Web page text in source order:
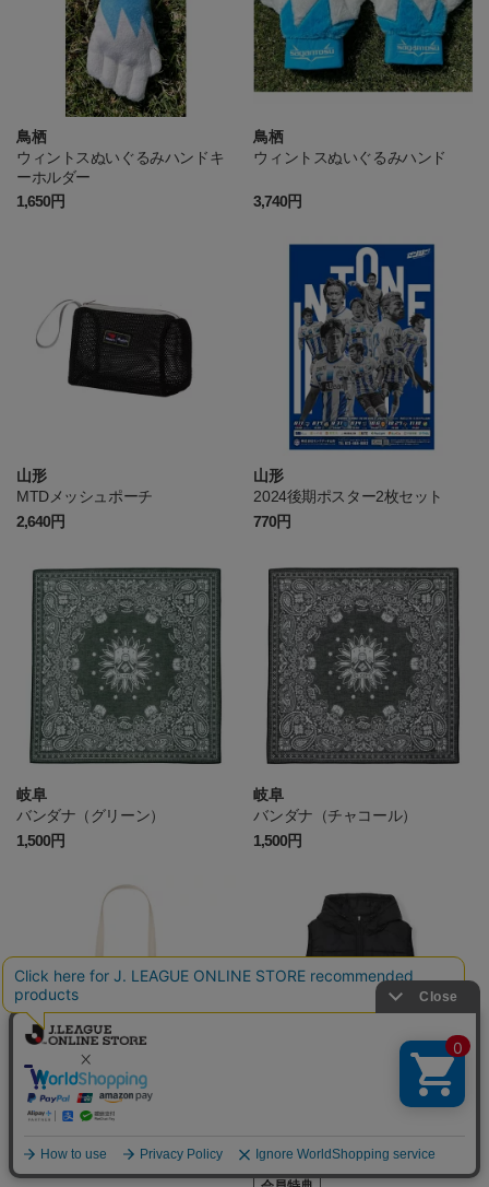
鳥栖
ウィントスぬいぐるみハンドキ
ーホルダー
1,650円
鳥栖
ウィントスぬいぐるみハンド
3,740円
山形
MTDメッシュポーチ
2,640円
山形
2024後期ポスター2枚セット
770円
岐阜
バンダナ（グリーン）
1,500円
岐阜
バンダナ（チャコール）
1,500円
山形
1,760円
23,100円